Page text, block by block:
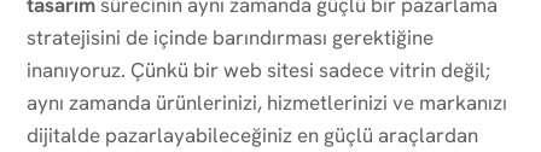
stratejisini de içinde barındırması gerektiğine
inanıyoruz. Çünkü bir web sitesi sadece vitrin değil;
aynı zamanda ürünlerinizi, hizmetlerinizi ve markanızı
dijitalde pazarlayabileceğiniz en güçlü araçlardan